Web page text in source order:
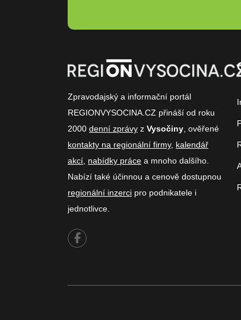
Zpravodajský a informační portál
REGIONVYSOCINA.CZ přináší od roku
2000 denní zprávy z Vysočiny , ověřené
kontakty na regionální firmy, kalendář
akcí nabídky práce a mnoho dalšího.
Nabízí také účinnou a cenově dostupnou
regionální inzerci pro podnikatele i
jednotlivce.